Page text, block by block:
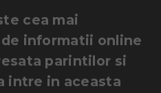
cea mai
informatii online
parintilor si
intre in aceasta